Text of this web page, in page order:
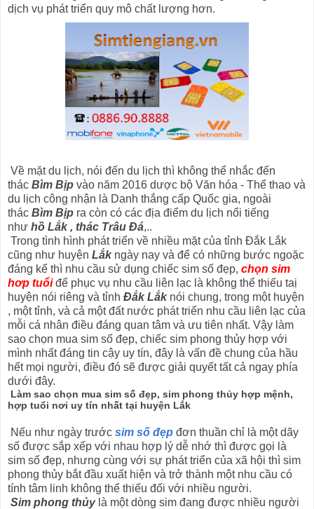
dịch vụ phát triển quy mô chất lượng hơn.
Về mặt du lịch, nói đến du lịch thì không thể nhắc đến
thác Bìm Bịp vào năm 2016 dược bộ Văn hóa - Thể thao và
du lịch công nhận là Danh thắng cấp Quốc gia, ngoài
thác Bìm Bịp ra còn có các địa điểm du lịch nổi tiếng
như hồ Lắk , thác Trâu Đá,..
Trong tình hình phát triển về nhiều mặt của tỉnh Đắk Lắk
cũng như huyện Lắk ngày nay và để có những bước ngoặc
đáng kể thì nhu cầu sử dụng chiếc sim số đẹp, chọn sim
hơp tuổiđể phục vụ nhu cầu liên lạc là không thể thiếu taị
huyện nói riêng và tỉnh Đắk Lắknói chung, trong một huyện
, một tỉnh, và cả một đất nước phát triển nhu cầu liên lạc của
mỗi cá nhân điều đáng quan tâm và ưu tiên nhất. Vậy làm
sao chọn mua sim số đẹp, chiếc sim phong thủy hợp với
mình nhất đáng tin cậy uy tín, đây là vấn đề chung của hầu
hết mọi người, điều đó sẽ được giải quyết tất cả ngay phía
dưới đây.
Làm sao chọn mua sim số đẹp, sim phong thủy hợp mệnh,
hợp tuổi nơi uy tín nhất tại huyện Lắk
Nếu như ngày trước sim số đẹp đơn thuần chỉ là một dãy
số được sắp xếp với nhau hợp lý dễ nhớ thì được gọi là
sim số đẹp, nhưng cùng với sự phát triển của xã hội thì sim
phong thủy bắt đầu xuất hiện và trở thành một nhu cầu có
tính tâm linh không thể thiếu đối với nhiều người.
Sim phong thủylà một dòng sim đang được nhiều người